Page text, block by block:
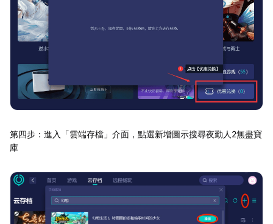
第四步：進入「雲端存檔」介面，點選新增圖示搜尋夜勤人2無盡寶
庫